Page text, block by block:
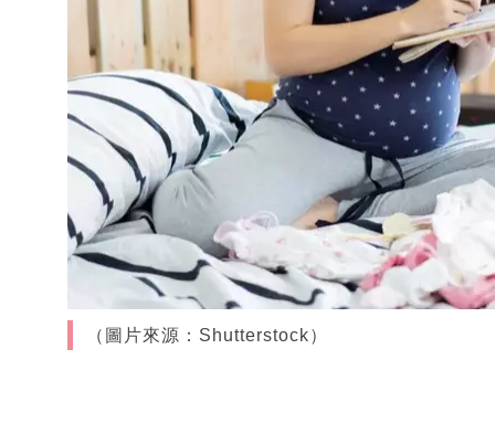
（圖片來源：Shutterstock）